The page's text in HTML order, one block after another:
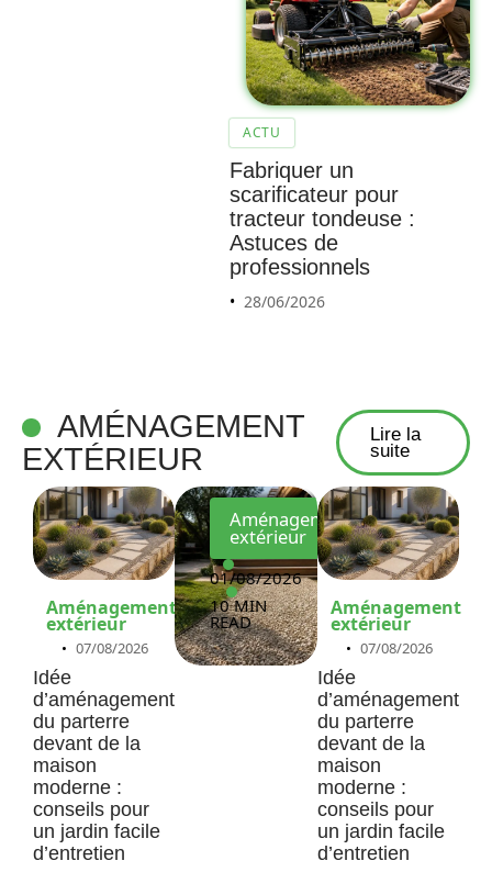
ACTU
Fabriquer un
scarificateur pour
tracteur tondeuse :
Astuces de
professionnels
28/06/2026
AMÉNAGEMENT
EXTÉRIEUR
Lire la
suite
Aménagement
extérieur
07/08/2026
Idée
d’aménagement
du parterre
devant de la
maison
moderne :
conseils pour
un jardin facile
d’entretien
Pourqu
choisir
mettre
du
gravier
sans
décais
projet
Aménagement
extérieur
01/08/2026
10 MIN
READ
Aménagement
extérieur
07/08/2026
Idée
d’aménagement
du parterre
devant de la
maison
moderne :
conseils pour
un jardin facile
d’entretien